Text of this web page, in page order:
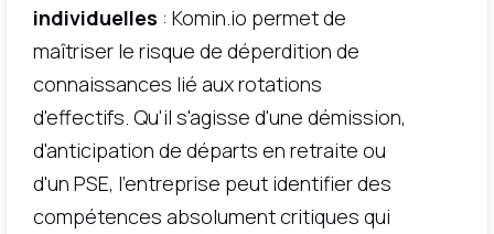
individuelles : Komin.io permet de
maîtriser le risque de déperdition de
connaissances lié aux rotations
d'effectifs. Qu'il s'agisse d'une démission,
d'anticipation de départs en retraite ou
d'un PSE, l'entreprise peut identifier des
compétences absolument critiques qui